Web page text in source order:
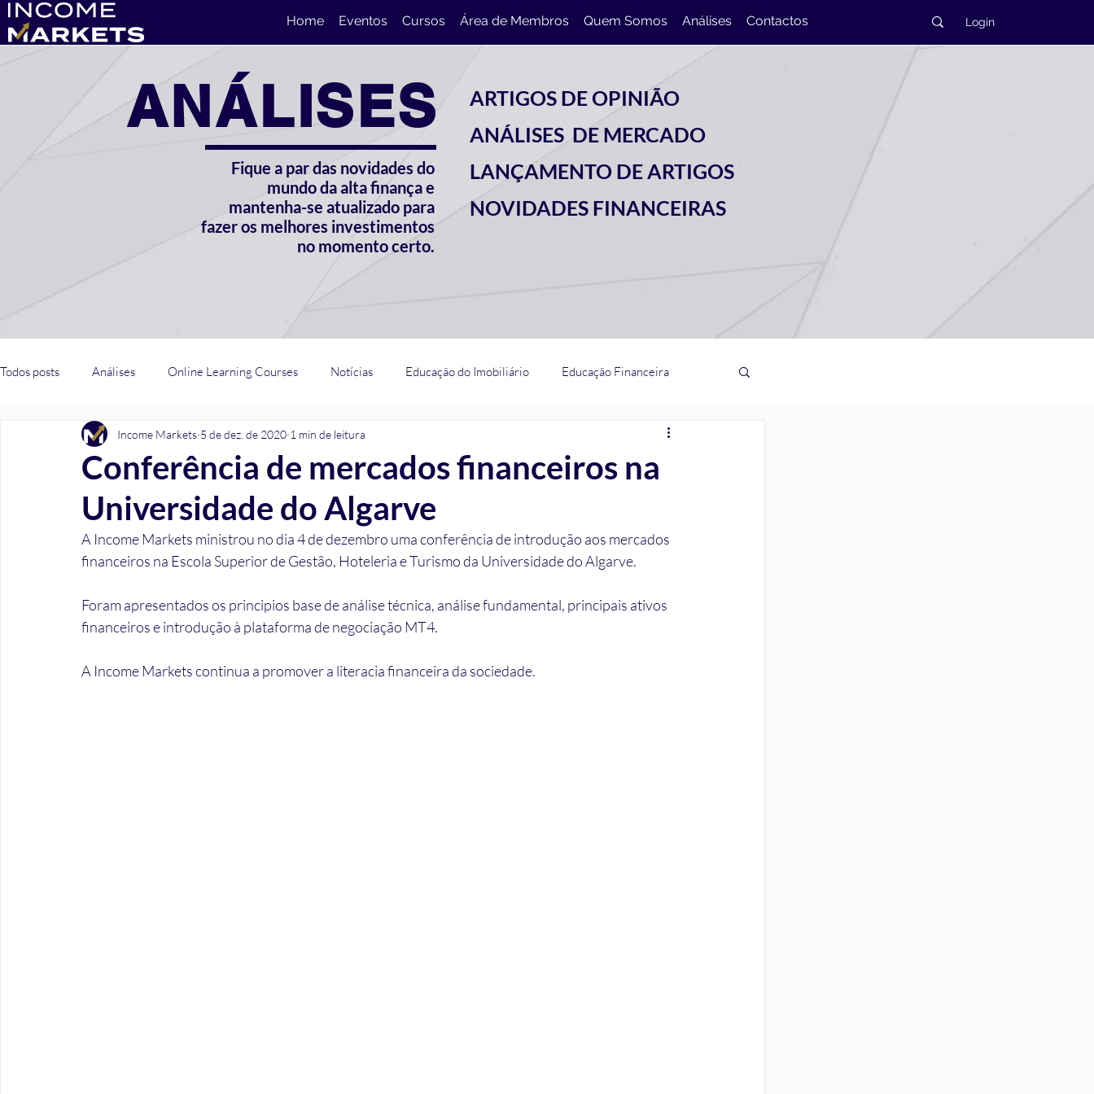
Login
Home Eventos Cursos Área de Membros Quem Somos Análises Contactos
ANÁLISES
Fique a par das novidades do
mundo da alta finança e
mantenha-se atualizado para
fazer os melhores investimentos
no momento certo.
ARTIGOS DE OPINIÃO
ANÁLISES DE MERCADO
LANÇAMENTO DE ARTIGOS
NOVIDADES FINANCEIRAS
Todos posts Análises Online Learning Courses Notícias Educação do Imobiliário Educação Financeira
Fiscalidade Crédito
Conferência de mercados financeiros na
Universidade do Algarve
Income Markets 5 de dez. de 2020 1 min de leitura
A Income Markets ministrou no dia 4 de dezembro uma conferência de introdução aos mercados
financeiros na Escola Superior de Gestão, Hoteleria e Turismo da Universidade do Algarve.
Foram apresentados os principios base de análise técnica, análise fundamental, principais ativos
financeiros e introdução à plataforma de negociação MT4.
A Income Markets continua a promover a literacia financeira da sociedade.